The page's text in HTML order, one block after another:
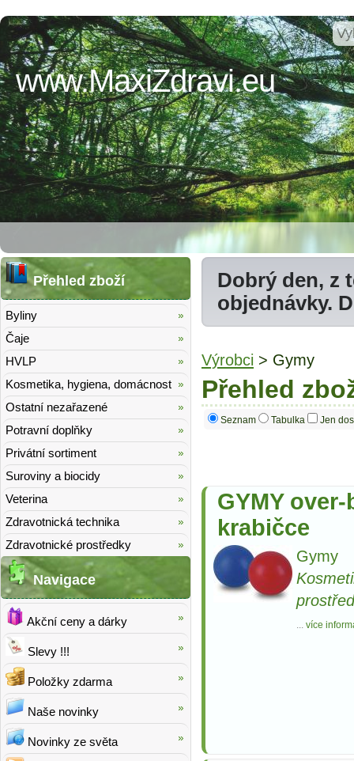
www.MaxiZdravi.eu
Dobrý den, z
objednávky.
Výrobci > Gymy
Přehled
Seznam Tabulka Jen
GYMY
krabičce
Gymy
... více
Přehled zboží
Byliny
Čaje
HVLP
Kosmetika, hygiena, domácnost
Ostatní nezařazené
Potravní doplňky
Privátní sortiment
Suroviny a biocidy
Veterina
Zdravotnická technika
Zdravotnické prostředky
Navigace
Akční ceny a dárky
Slevy !!!
Položky zdarma
Naše novinky
Novinky ze světa